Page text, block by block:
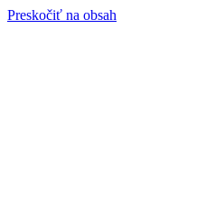
Preskočiť na obsah